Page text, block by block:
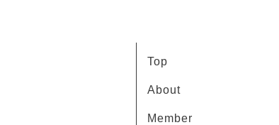
Top
About
Member